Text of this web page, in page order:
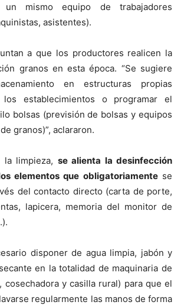
un mismo equipo de trabajadores
asistentes).
a que los productores realicen la
granos en esta época. “Se sugiere
en estructuras propias
establecimientos o programar el
bolsas (previsión de bolsas y equipos
granos)”, aclararon.
la limpieza, se alienta la desinfección
elementos que obligatoriamentese
del contacto directo (carta de porte,
lapicera, memoria del monitor de
disponer de agua limpia, jabón y
en la totalidad de maquinaria de
cosechadora y casilla rural) para que el
regularmente las manos de forma